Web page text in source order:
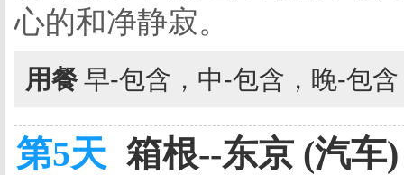
心的和净静寂。
用餐 早-包含，中-包含，晚-包
第5天 箱根--东京 (汽车)